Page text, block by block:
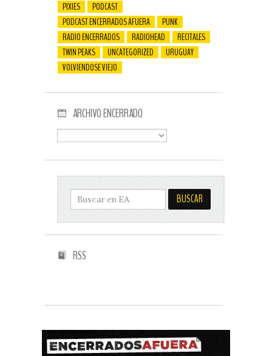
PIXIES
PODCAST
PODCAST ENCERRADOS AFUERA
PUNK
RADIO ENCERRADOS
RADIOHEAD
RECITALES
TWIN PEAKS
UNCATEGORIZED
URUGUAY
VOLVIENDOSE VIEJO
ARCHIVO ENCERRADO
RSS